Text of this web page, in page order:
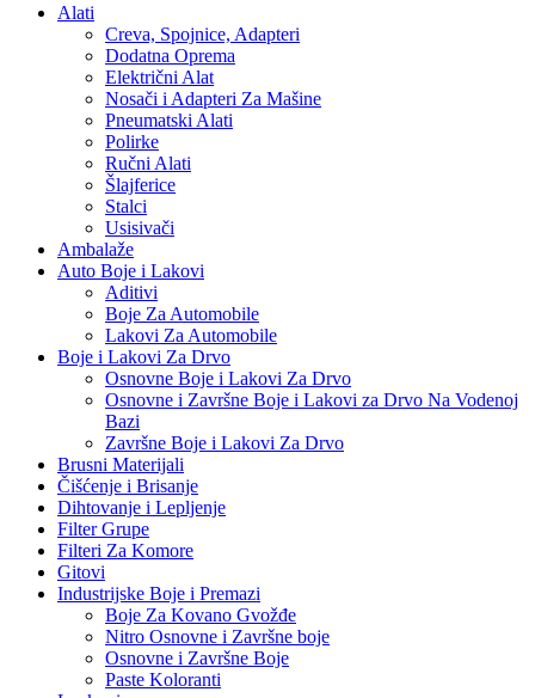
Alati
Creva, Spojnice, Adapteri
Dodatna Oprema
Električni Alat
Nosači i Adapteri Za Mašine
Pneumatski Alati
Polirke
Ručni Alati
Šlajferice
Stalci
Usisivači
Ambalaže
Auto Boje i Lakovi
Aditivi
Boje Za Automobile
Lakovi Za Automobile
Boje i Lakovi Za Drvo
Osnovne Boje i Lakovi Za Drvo
Osnovne i Završne Boje i Lakovi za Drvo Na Vodenoj
Bazi
Završne Boje i Lakovi Za Drvo
Brusni Materijali
Čišćenje i Brisanje
Dihtovanje i Lepljenje
Filter Grupe
Filteri Za Komore
Gitovi
Industrijske Boje i Premazi
Boje Za Kovano Gvožđe
Nitro Osnovne i Završne boje
Osnovne i Završne Boje
Paste Koloranti